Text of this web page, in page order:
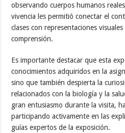
observando cuerpos humanos
vivencia les permitió conectar el
clases con representaciones
comprensión.
Es importante destacar que esta
conocimientos adquiridos en la
sino que también despierta la
relacionados con la biología y la
gran entusiasmo durante la visita,
participando activamente en las
guías expertos de la exposición.